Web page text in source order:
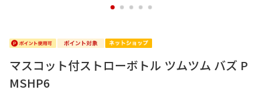
1 2 3 4 5
マスコット付ストローボトル ツムツム バズ P
MSHP6